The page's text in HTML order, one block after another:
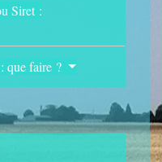
Siret :
que faire ?